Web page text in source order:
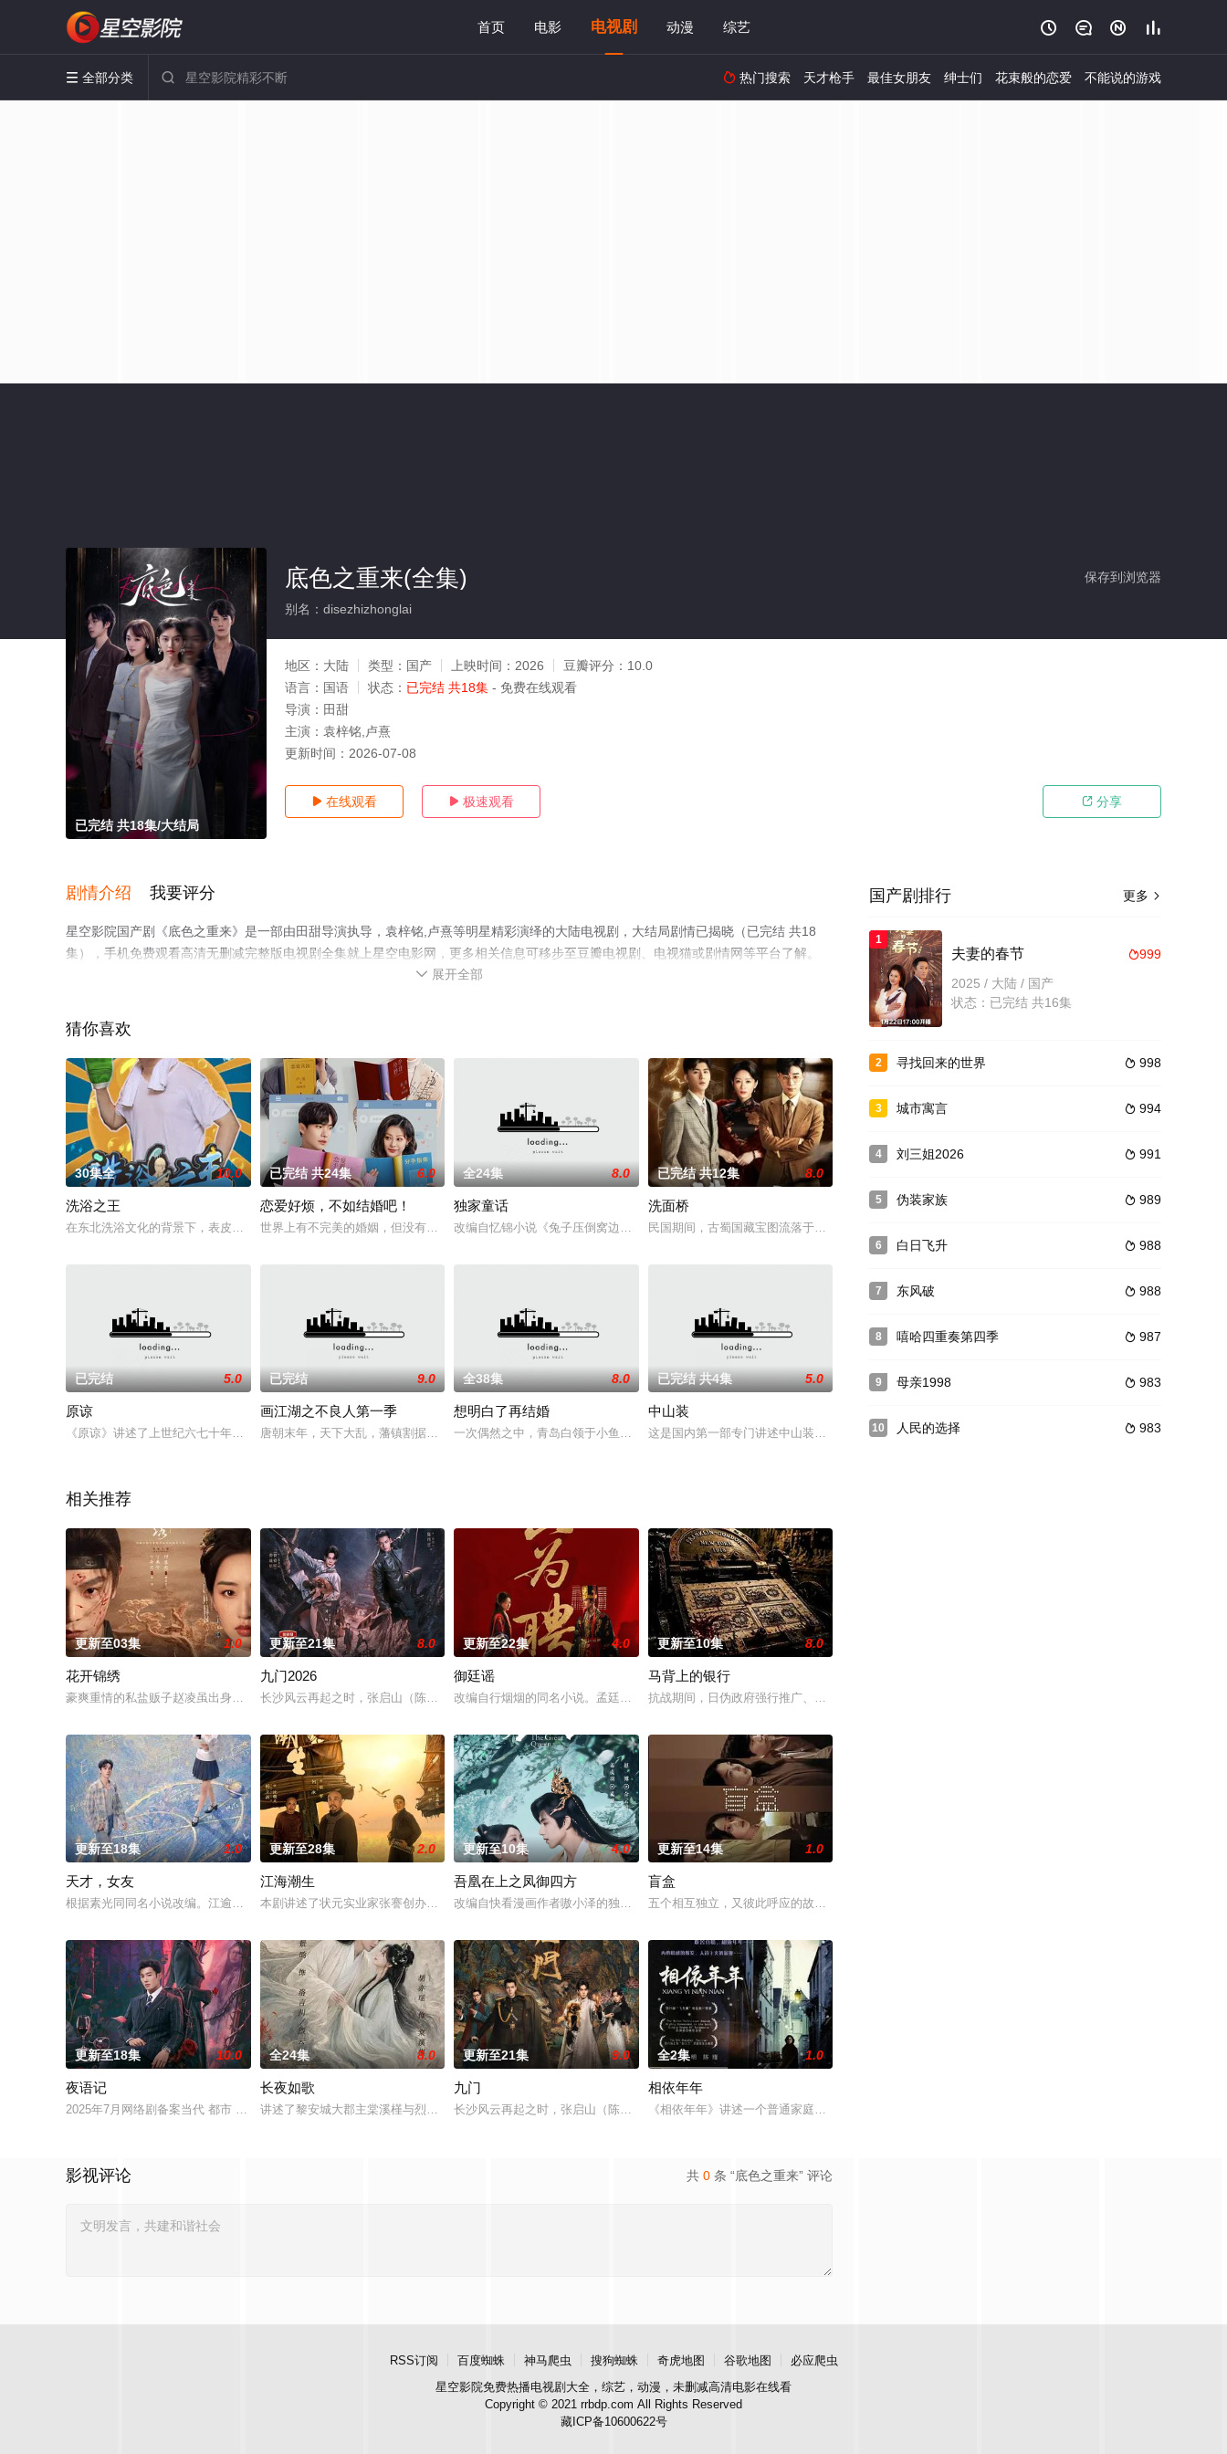
首页 电影 电视剧 动漫 综艺    
 全部分类   热门搜索 天才枪手 最佳女朋友 绅士们 花束般的恋爱 不能说的游戏
已完结 共18集/大结局
保存到浏览器
底色之重来(全集)
别名：disezhizhonglai
地区： 大陆 类型： 国产 上映时间： 2026 豆瓣评分： 10.0
语言： 国语 状态： 已完结 共18集 - 免费在线观看
导演： 田甜
主演： 袁梓铭,卢熹
更新时间： 2026-07-08
 在线观看  极速观看  分享
剧情介绍 我要评分
星空影院国产剧《底色之重来》是一部由田甜导演执导，袁梓铭,卢熹等明星精彩演绎的大陆电视剧，大结局剧情已揭晓（已完结 共18
集），手机免费观看高清无删减完整版电视剧全集就上星空电影网，更多相关信息可移步至豆瓣电视剧、电视猫或剧情网等平台了解。
 展开全部
猜你喜欢
30集全 10.0
洗浴之王
在东北洗浴文化的背景下，表皮污(cuo)垢(zao)专(si)家(fu)老王与顾客之间发生的故事，每集一个神秘人物，每个人都是一出好戏。
已完结 共24集 6.0
恋爱好烦，不如结婚吧！
世界上有不完美的婚姻，但没有他办不了的婚礼！彭源（韩东霖饰），作为金牌婚礼策划师，婚场上战无不胜。但他竟在求婚前夕撞见女友劈腿的狗血戏码。借酒浇愁下，
全24集 8.0
独家童话
改编自忆锦小说《兔子压倒窝边草》肖兔她妈有个愿望：将来女儿长大了能像玉兔精那样，娶个白白净净的唐三藏做老公，上得了厅堂，下得了厨
已完结 共12集 8.0
洗面桥
民国期间，古蜀国藏宝图流落于蓉城洗面桥监狱的传闻甚嚣尘上，引来各方势力觊觎。尤其是洋人们，更是
已完结 5.0
原谅
《原谅》讲述了上世纪六七十年代几个知青的感情纠葛和复杂的人生轨迹，故事朴实深刻，情节一波三折。剧情梗概：舞蹈演员李蓉马上要迎来自己的首场演出，跟男朋友
已完结 9.0
画江湖之不良人第一季
唐朝末年，天下大乱，藩镇割据，群雄并起。据说黄巢叛军攻陷长安之前，官府中的神秘组织不良人，曾经执行过最后一次任务，然后便消失不见了，几乎与他们同时消失
全38集 8.0
想明白了再结婚
一次偶然之中，青岛白领于小鱼（王丽坤 饰）和北京青年龙夏（佟大为 饰）成为了同居室友，相似的情感经历让两人颇有一见如故之感，生活上的
已完结 共4集 5.0
中山装
这是国内第一部专门讲述中山装的系列纪录片。本片将以“中山装”为载体，勾连近代中国的服饰变革，还原近
相关推荐
更新至03集 1.0
花开锦绣
豪爽重情的私盐贩子赵凌虽出身草莽，却心怀壮志，他结识了遭人诬陷私通的世家名媛小姐傅庭芸，被迫一起逃亡，二人历经家族与朝廷的重重考验，与命运抗争，终成传
更新至21集 8.0
九门2026
长沙风云再起之时，张启山（陈伟霆 饰）与吴老狗（曾舜晞 饰）强强联手，携手霍仙姑（陈瑶 饰）与九门诸人共赴冒险奇局。一桩401部队的神秘失踪事件，牵出
更新至22集 4.0
御廷谣
改编自行烟烟的同名小说。孟廷辉，大平王朝有史以来个以女子进士科三元及第入翰林院的奇女子。十年前的她被他从死人堆里救出来，蓬头垢面
更新至10集 8.0
马背上的银行
抗战期间，日伪政府强行推广、使用由“中国准备银行”发行的伪钞货币。根据党中央指示，高景波、徐邵梁、
更新至18集 1.0
天才，女友
根据素光同同名小说改编。江逾白长大以后，林知夏忽然对他说：“江逾白，我喜欢你，哲学和生物学意义上的喜欢。”那个夜晚，他脸颊微热，还听见自己加速的心跳声
更新至28集 2.0
江海潮生
本剧讲述了状元实业家张謇创办大生企业，实业报国的故事。甲午战争后，国家蒙羞，张謇虽高中状元，却渴望寻求强国之路。他毅然弃政从商，殚精竭虑，创办了中国第
更新至10集 4.0
吾凰在上之凤御四方
改编自快看漫画作者嗷小泽的独家连载漫画《吾凰在上》。现代少女奚圆（姜贞羽 饰）因意外踏入玄机界，继而卷入虎云国内乱的漩涡，身陷重重
更新至14集 1.0
盲盒
五个相互独立，又彼此呼应的故事——用一场精心策划的“夏令营”完成复仇的受害者；临终前与遗憾和解的“无
更新至18集 10.0
夜语记
2025年7月网络剧备案当代 都市 海南越酷文化传媒有限公司
全24集 8.0
长夜如歌
讲述了黎安城大郡主棠溪槿与烈云峥之间曲折动人的情感，以及他们在复杂局势中坚守初心、勇敢面对困难的爱情故事。通过剧中主人公在成长的道路上，经历复杂的人物
更新至21集 9.0
九门
长沙风云再起之时，张启山（陈伟霆 饰）与吴老狗（曾舜晞 饰）强强联手，携手霍仙姑（陈瑶 饰）与九门诸人共赴冒险奇局。一桩401部队的神秘
全2集 1.0
相依年年
《相依年年》讲述一个普通家庭的生活，故事很简单：艾文静的丈夫少年时过失杀人，为防有朝一日事发入狱
共 0 条 “底色之重来” 评论
影视评论
更多 
国产剧排行
1
999
夫妻的春节
2025 / 大陆 / 国产
状态：已完结 共16集
2  998
寻找回来的世界
3  994
城市寓言
4  991
刘三姐2026
5  989
伪装家族
6  988
白日飞升
7  988
东风破
8  987
嘻哈四重奏第四季
9  983
母亲1998
10  983
人民的选择
RSS订阅 百度蜘蛛 神马爬虫 搜狗蜘蛛 奇虎地图 谷歌地图
必应爬虫
星空影院免费热播电视剧大全，综艺，动漫，未删减高清电影在线看
Copyright © 2021 rrbdp.com All Rights Reserved
藏ICP备10600622号